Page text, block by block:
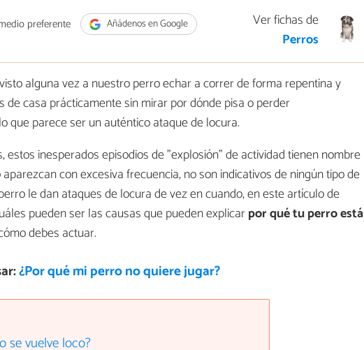
preferente Añádenos en Google
Ver fichas de
Perros
alguna vez a nuestro perro echar a correr de forma repentina y
de casa prácticamente sin mirar por dónde pisa o perder
que parece ser un auténtico ataque de locura.
inesperados episodios de "explosión" de actividad tienen nombre
con excesiva frecuencia, no son indicativos de ningún tipo de
le dan ataques de locura de vez en cuando, en este artículo de
pueden ser las causas que pueden explicarpor qué tu perro está
debes actuar.
¿Por qué mi perro no quiere jugar?
se vuelve loco?